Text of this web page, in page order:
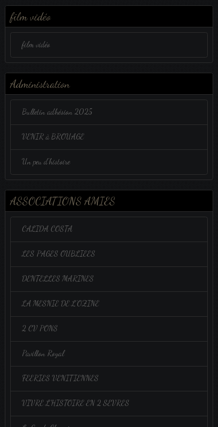
film vidéo
film vidéo
Administration
Bulletin adhésion 2025
VENIR à BROUAGE
Un peu d'histoire
ASSOCIATIONS AMIES
CALIDA COSTA
LES PAGES OUBLIEES
DENTELLES MARINES
LA MESNIE DE L'OZINE
2 CV PONS
Pavillon Royal
FEERIES VENITIENNES
VIVRE L'HISTOIRE EN 2 SEVRES